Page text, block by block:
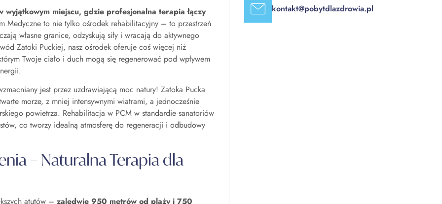
wyjątkowym miejscu, gdzie profesjonalna terapia łączy
Medyczne to nie tylko ośrodek rehabilitacyjny – to przestrzeń
własne granice, odzyskują siły i wracają do aktywnego
Zatoki Puckiej, nasz ośrodek oferuje coś więcej niż
Twoje ciało i duch mogą się regenerować pod wpływem
jest przez uzdrawiającą moc natury! Zatoka Pucka
morze, z mniej intensywnymi wiatrami, a jednocześnie
powietrza. Rehabilitacja w PCM w standardie sanatoriów
co tworzy idealną atmosferę do regeneracji i odbudowy
– Naturalna Terapia dla
atutów – zaledwie 950 metrów od plaży i 750
kontakt@pobytdlazdrowia.pl